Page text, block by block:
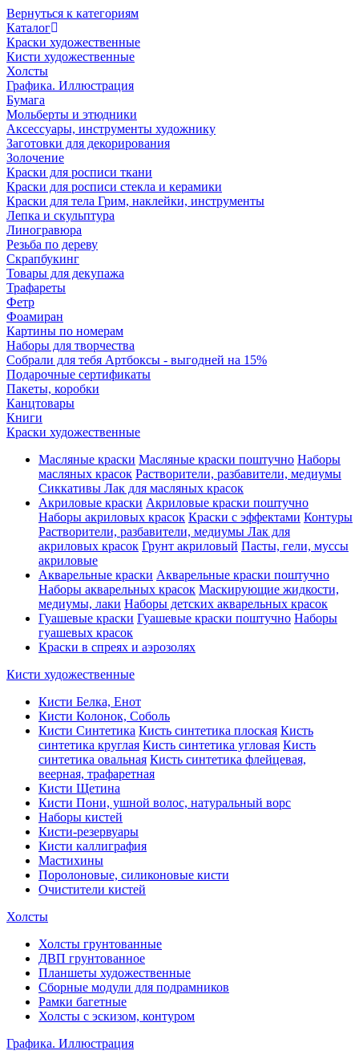
Вернуться к категориям
Каталог
Краски художественные
Кисти художественные
Холсты
Графика. Иллюстрация
Бумага
Мольберты и этюдники
Аксессуары, инструменты художнику
Заготовки для декорирования
Золочение
Краски для росписи ткани
Краски для росписи стекла и керамики
Краски для тела Грим, наклейки, инструменты
Лепка и скульптура
Линогравюра
Резьба по дереву
Скрапбукинг
Товары для декупажа
Трафареты
Фетр
Фоамиран
Картины по номерам
Наборы для творчества
Собрали для тебя Артбоксы - выгодней на 15%
Подарочные сертификаты
Пакеты, коробки
Канцтовары
Книги
Краски художественные
Масляные краски Масляные краски поштучно Наборы
масляных красок Растворители, разбавители, медиумы
Сиккативы Лак для масляных красок
Акриловые краски Акриловые краски поштучно
Наборы акриловых красок Краски с эффектами Контуры
Растворители, разбавители, медиумы Лак для
акриловых красок Грунт акриловый Пасты, гели, муссы
акриловые
Акварельные краски Акварельные краски поштучно
Наборы акварельных красок Маскирующие жидкости,
медиумы, лаки Наборы детских акварельных красок
Гуашевые краски Гуашевые краски поштучно Наборы
гуашевых красок
Краски в спреях и аэрозолях
Кисти художественные
Кисти Белка, Енот
Кисти Колонок, Соболь
Кисти Синтетика Кисть синтетика плоская Кисть
синтетика круглая Кисть синтетика угловая Кисть
синтетика овальная Кисть синтетика флейцевая,
веерная, трафаретная
Кисти Щетина
Кисти Пони, ушной волос, натуральный ворс
Наборы кистей
Кисти-резервуары
Кисти каллиграфия
Мастихины
Поролоновые, силиконовые кисти
Очистители кистей
Холсты
Холсты грунтованные
ДВП грунтованное
Планшеты художественные
Сборные модули для подрамников
Рамки багетные
Холсты c эскизом, контуром
Графика. Иллюстрация